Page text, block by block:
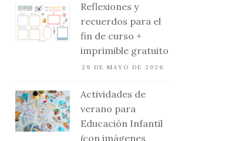
Reflexiones y
recuerdos para el
fin de curso +
imprimible gratuito
29 DE MAYO DE 2026
Actividades de
verano para
Educación Infantil
(con imágenes